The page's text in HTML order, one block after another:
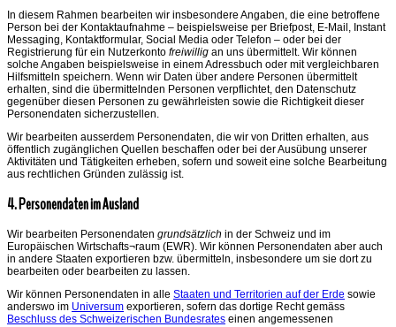
In diesem Rahmen bearbeiten wir insbesondere Angaben, die eine betroffene
Person bei der Kontaktaufnahme – beispielsweise per Briefpost, E-Mail, Instant
Messaging, Kontaktformular, Social Media oder Telefon – oder bei der
Registrierung für ein Nutzerkonto freiwillig an uns übermittelt. Wir können
solche Angaben beispielsweise in einem Adressbuch oder mit vergleichbaren
Hilfsmitteln speichern. Wenn wir Daten über andere Personen übermittelt
erhalten, sind die übermittelnden Personen verpflichtet, den Datenschutz
gegenüber diesen Personen zu gewährleisten sowie die Richtigkeit dieser
Personendaten sicherzustellen.
Wir bearbeiten ausserdem Personendaten, die wir von Dritten erhalten, aus
öffentlich zugänglichen Quellen beschaffen oder bei der Ausübung unserer
Aktivitäten und Tätigkeiten erheben, sofern und soweit eine solche Bearbeitung
aus rechtlichen Gründen zulässig ist.
4. Personendaten im Ausland
Wir bearbeiten Personendaten grundsätzlich in der Schweiz und im
Europäischen Wirtschafts¬raum (EWR). Wir können Personendaten aber auch
in andere Staaten exportieren bzw. übermitteln, insbesondere um sie dort zu
bearbeiten oder bearbeiten zu lassen.
Wir können Personendaten in alle Staaten und Territorien auf der Erde sowie
anderswo im Universum exportieren, sofern das dortige Recht gemäss
Beschluss des Schweizerischen Bundesrates einen angemessenen